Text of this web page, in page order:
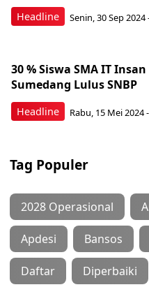
Headline Senin, 30 Sep 2024
Headline
30 % Siswa SMA IT
Sumedang Lulus SNBP
Rabu, 15 Mei 2024
Tag Populer
2028 Operasional
Apdesi Bansos
Daftar Diperbaiki